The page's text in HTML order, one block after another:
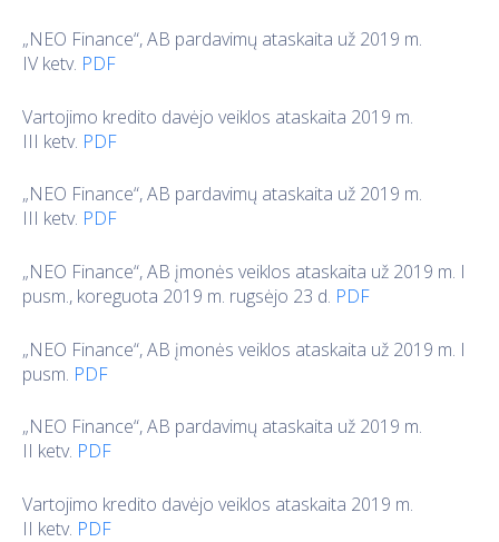
„NEO Finance“, AB pardavimų ataskaita už 2019 m.
IV ketv. PDF
Vartojimo kredito davėjo veiklos ataskaita 2019 m.
III ketv. PDF
„NEO Finance“, AB pardavimų ataskaita už 2019 m.
III ketv. PDF
„NEO Finance“, AB įmonės veiklos ataskaita už 2019 m. I
pusm., koreguota 2019 m. rugsėjo 23 d. PDF
„NEO Finance“, AB įmonės veiklos ataskaita už 2019 m. I
pusm. PDF
„NEO Finance“, AB pardavimų ataskaita už 2019 m.
II ketv. PDF
Vartojimo kredito davėjo veiklos ataskaita 2019 m.
II ketv. PDF